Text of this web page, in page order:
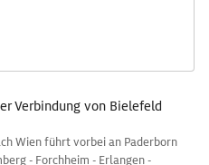
Verbindung von Bielefeld
Wien führt vorbei an Paderborn
- Forchheim - Erlangen -